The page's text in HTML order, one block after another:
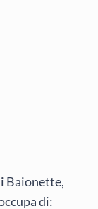
Baionette,
di: